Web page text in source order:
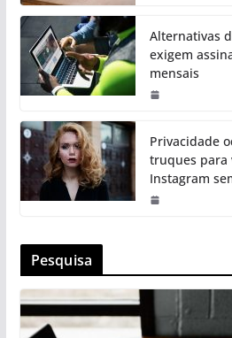
Alternativas
exigem
mensais
Privacidade
truques para
Instagram
Pesquisa